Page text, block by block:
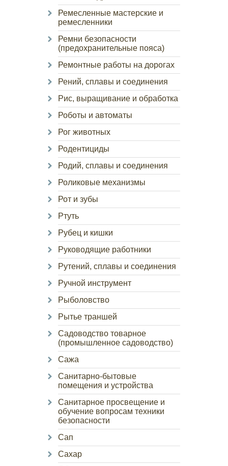
Ремесленные мастерские и
ремесленники
Ремни безопасности
(предохранительные пояса)
Ремонтные работы на дорогах
Рений, сплавы и соединения
Рис, выращивание и обработка
Роботы и автоматы
Рог животных
Родентициды
Родий, сплавы и соединения
Роликовые механизмы
Рот и зубы
Ртуть
Рубец и кишки
Руководящие работники
Рутений, сплавы и соединения
Ручной инструмент
Рыболовство
Рытье траншей
Садоводство товарное
(промышленное садоводство)
Сажа
Санитарно-бытовые
помещения и устройства
Санитарное просвещение и
обучение вопросам техники
безопасности
Сап
Сахар